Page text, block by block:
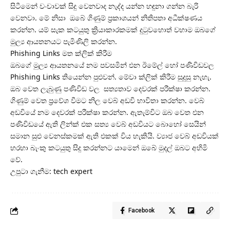
සිටීමෙන් වංචාවක් සිදු වෙනවාද නැද්ද යන්න හඳුනා ගන්න බැරි
වෙනවා. මේ නිසා ඔබේ ගිණුම් ප්‍රකාශයන් නිතිපතා අධීක්ෂණය
කරන්න. යම් සැක කටයුතු ක්‍රියාකාරකමක් දුටුවහොත් වහාම ඔබගේ
මුල්‍ය ආයතනයට පැමිණිලි කරන්න.
Phishing Links මත ක්ලික් කිරීම
ඔබගේ මුල්‍ය ආයතනයේ නම පවසමින් එන ඊමේල් හෝ පණිවිඩවල
Phishing Links තියෙන්න පුළුවන්. මේවා ක්ලික් කිරීම සුදුසු නැහැ.
ඔබ වෙත ලැබුණු පණිවිඩ වල සත්‍යතාව දෙවරක් පරීක්ෂා කරන්න.
ගිණුම් වෙත ප්‍රවේශ වීමට නිල වෙබ් අඩවි භාවිතා කරන්න. වෙබ්
අඩවියේ නම දෙවරක් පරීක්ෂා කරන්න. ඇතැම්විට ඔබ වෙත එන
පණිවිඩයේ ඇති ලින්ක් එක සත්‍ය වෙබ් අඩවියට බොහෝ සෙයින්
සමාන සුළු වෙනස්කමක් ඇති එකක් විය හැකියි. ව්‍යාජ වෙබ් අඩවියක්
හරහා බැංකු කටයුතු සිදු කරන්නට යාමෙන් ඔබේ මුදල් ඔබට අහිමි
වේ.
උපුටා ගැනීම: tech expert
Facebook